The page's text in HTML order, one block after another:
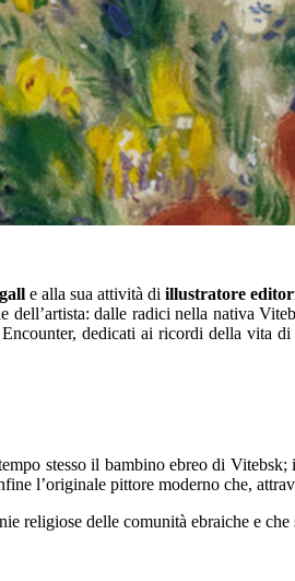
e alla sua attività di illustratore
dalle radici nella nativa
dedicati ai ricordi della vita
stesso il bambino ebreo di
l’originale pittore moderno che,
religiose delle comunità ebraiche e